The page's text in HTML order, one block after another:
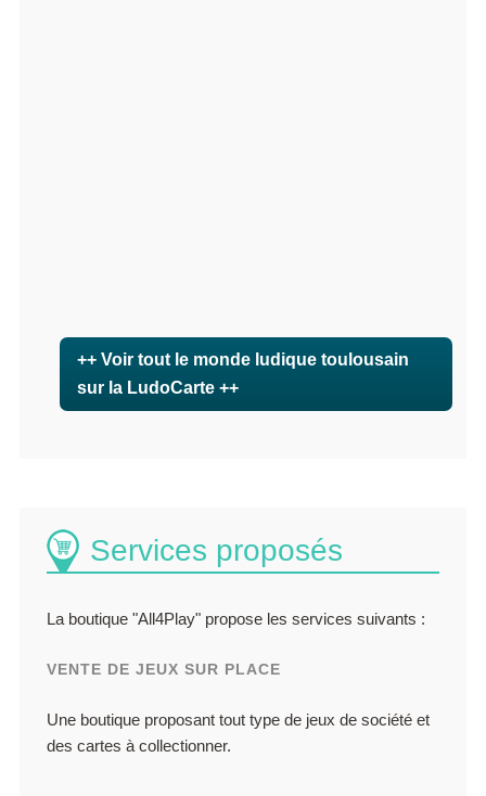
++ Voir tout le monde ludique toulousain
sur la LudoCarte ++
Services proposés
La boutique "All4Play" propose les services suivants :
VENTE DE JEUX SUR PLACE
Une boutique proposant tout type de jeux de société et
des cartes à collectionner.